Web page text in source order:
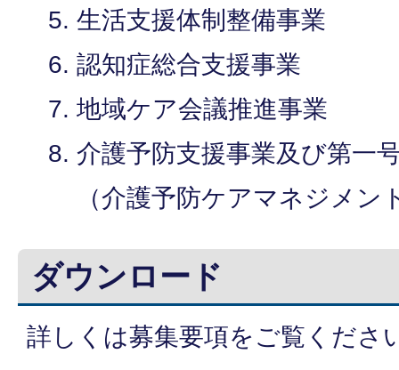
生活支援体制整備事業
認知症総合支援事業
地域ケア会議推進事業
介護予防支援事業及び第一
（介護予防ケアマネジメン
ダウンロード
詳しくは募集要項をご覧くださ